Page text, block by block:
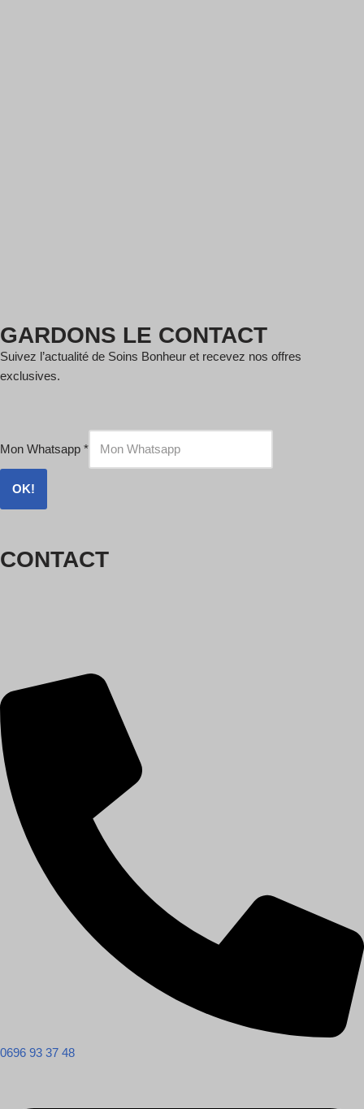
GARDONS LE CONTACT
Suivez l’actualité de Soins Bonheur et recevez nos offres
exclusives.
Mon Whatsapp *
OK!
CONTACT
0696 93 37 48